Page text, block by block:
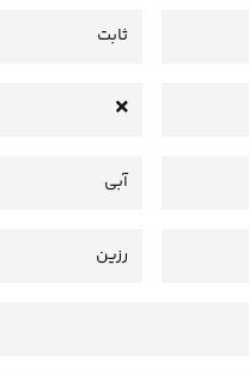
ثابت
آبی
رزین